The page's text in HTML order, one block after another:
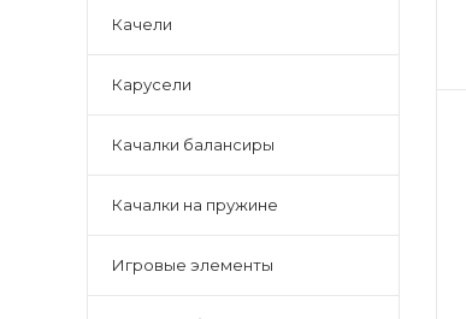
Качели
Карусели
Качалки балансиры
Качалки на пружине
Игровые элементы